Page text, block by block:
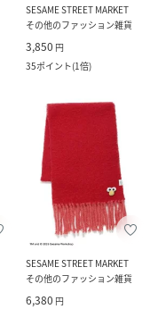
SESAME STREET MARKET
その他のファッション雑貨
3,850 円
35ポイント(1倍)
SESAME STREET MARKET
その他のファッション雑貨
6,380 円